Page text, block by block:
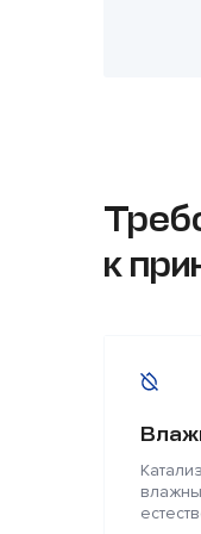
к